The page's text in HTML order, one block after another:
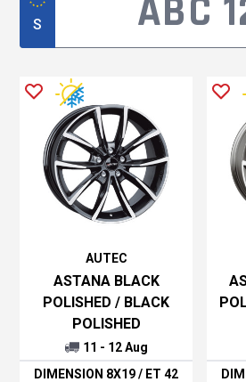
S
AUTEC
ASTANA BLACK
POLISHED / BLACK
POLISHED
11 - 12 Aug
DIMENSION 8X19 / ET 42